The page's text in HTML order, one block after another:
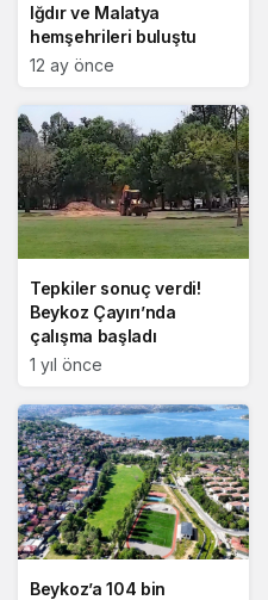
Iğdır ve Malatya
hemşehrileri buluştu
12 ay önce
Tepkiler sonuç verdi!
Beykoz Çayırı’nda
çalışma başladı
1 yıl önce
Beykoz’a 104 bin